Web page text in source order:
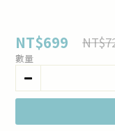
NT$699
數量